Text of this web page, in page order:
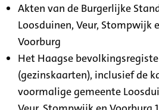
Akten van de Burgerlijke
Loosduinen, Veur, Stompwijk
Voorburg
Het Haagse
(gezinskaarten), inclusief de
voormalige gemeente